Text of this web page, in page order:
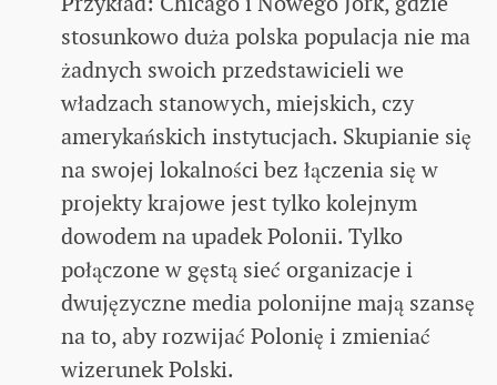
stosunkowo duża polska populacja nie ma
żadnych swoich przedstawicieli we
władzach stanowych, miejskich, czy
amerykańskich instytucjach. Skupianie się
na swojej lokalności bez łączenia się w
projekty krajowe jest tylko kolejnym
dowodem na upadek Polonii. Tylko
połączone w gęstą sieć organizacje i
dwujęzyczne media polonijne mają szansę
na to, aby rozwijać Polonię i zmieniać
wizerunek Polski.